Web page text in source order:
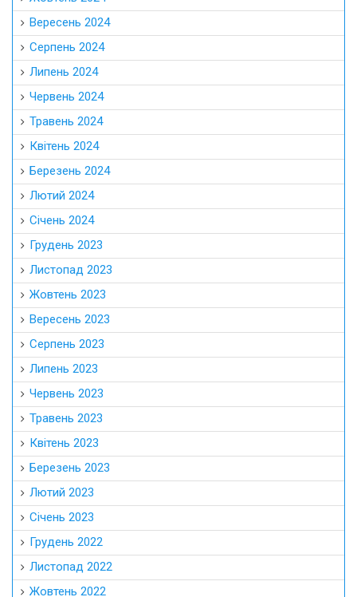
Вересень 2024
Серпень 2024
Липень 2024
Червень 2024
Травень 2024
Квітень 2024
Березень 2024
Лютий 2024
Січень 2024
Грудень 2023
Листопад 2023
Жовтень 2023
Вересень 2023
Серпень 2023
Липень 2023
Червень 2023
Травень 2023
Квітень 2023
Березень 2023
Лютий 2023
Січень 2023
Грудень 2022
Листопад 2022
Жовтень 2022